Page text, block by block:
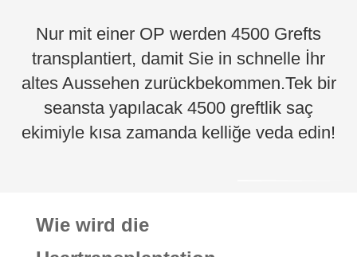
Nur mit einer OP werden 4500 Grefts
transplantiert, damit Sie in schnelle İhr
altes Aussehen zurückbekommen.Tek bir
seansta yapılacak 4500 greftlik saç
ekimiyle kısa zamanda kelliğe veda edin!
Wie wird die